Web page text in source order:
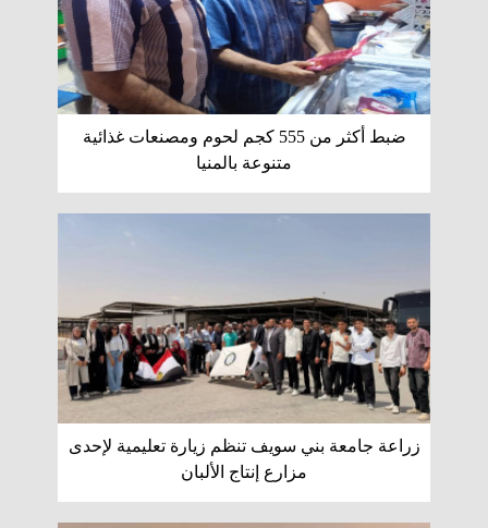
ضبط أكثر من 555 كجم لحوم ومصنعات غذائية
متنوعة بالمنيا
زراعة جامعة بني سويف تنظم زيارة تعليمية لإحدى
مزارع إنتاج الألبان